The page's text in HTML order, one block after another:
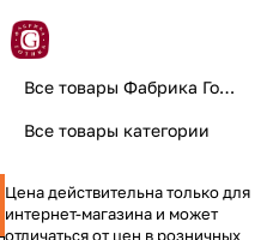
Все товары Фабрика Готика
Все товары категории
Цена действительна только для
интернет-магазина и может
отличаться от цен в розничных